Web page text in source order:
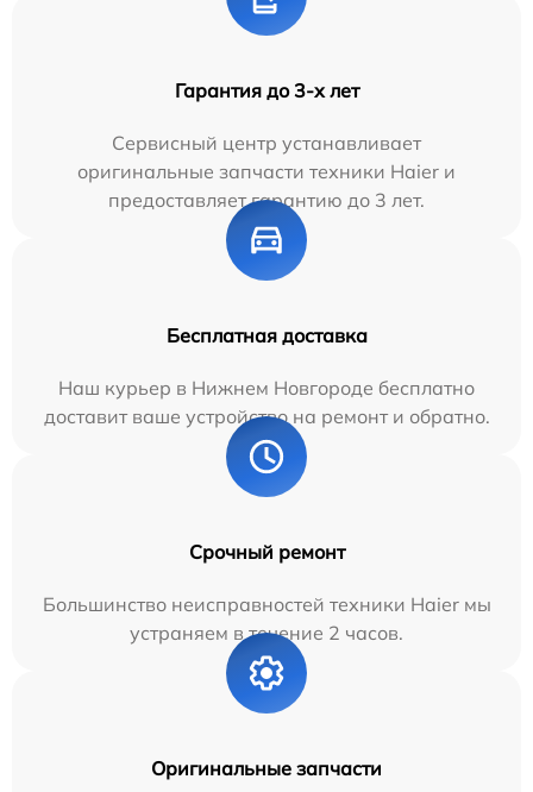
Гарантия до 3-х лет
Сервисный центр устанавливает
оригинальные запчасти техники Haier и
предоставляет гарантию до 3 лет.
Бесплатная доставка
Наш курьер в Нижнем Новгороде бесплатно
доставит ваше устройство на ремонт и обратно.
Срочный ремонт
Большинство неисправностей техники Haier мы
устраняем в течение 2 часов.
Оригинальные запчасти